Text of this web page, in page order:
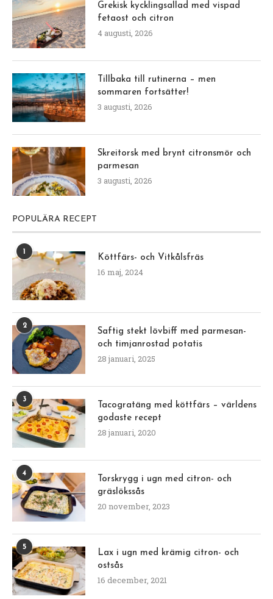
Grekisk kycklingsallad med vispad
fetaost och citron
4 augusti, 2026
Tillbaka till rutinerna – men
sommaren fortsätter!
3 augusti, 2026
Skreitorsk med brynt citronsmör och
parmesan
3 augusti, 2026
POPULÄRA RECEPT
Köttfärs- och Vitkålsfräs
16 maj, 2024
2
Saftig stekt lövbiff med parmesan-
och timjanrostad potatis
28 januari, 2025
3
Tacogratäng med köttfärs – världens
godaste recept
28 januari, 2020
4
Torskrygg i ugn med citron- och
gräslökssås
20 november, 2023
5
Lax i ugn med krämig citron- och
ostsås
16 december, 2021